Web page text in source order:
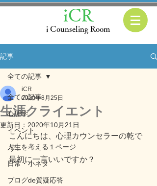
i Counseling Room
iCR
記事
全ての記事
心理学
イベント
人生を考える１ページ
日常・小ネタ
ブログde質疑応答
全ての記事
生涯クライエント
iCR
2020年8月25日
更新日： 2020年10月21日
こんにちは、心理カウンセラーの乾で
す。
最初に一言いいですか？